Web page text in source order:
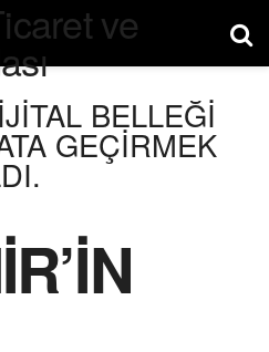
BELLEĞİ
GEÇİRMEK